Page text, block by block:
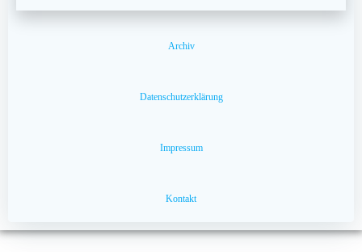
Archiv
Datenschutzerklärung
Impressum
Kontakt